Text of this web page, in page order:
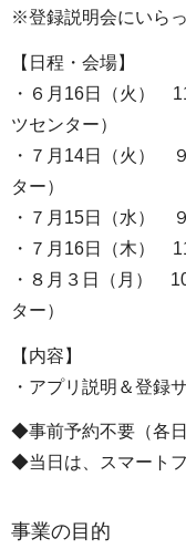
※登録説明会にいら
【日程・会場】
・６月16日（火）
ツセンター）
・７月14日（火）
ター）
・７月15日（水）
・７月16日（木）
・８月３日（月）
ター）
【内容】
・アプリ説明＆登録
◆事前予約不要（各日
◆当日は、スマート
事業の目的